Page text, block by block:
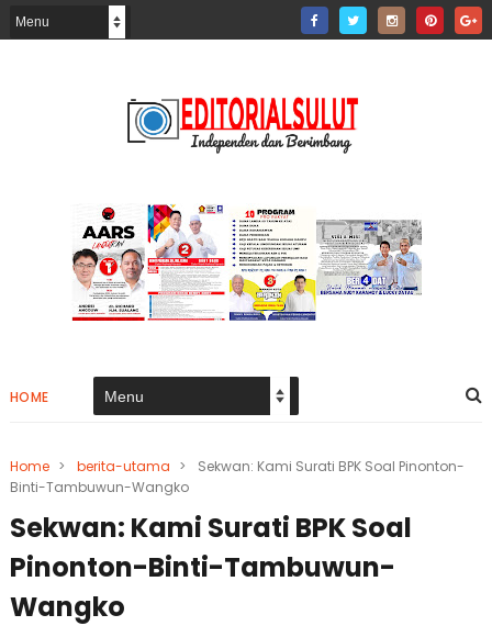
HOME
Home > berita-utama >
Sekwan: Kami Surati BPK Soal Pinonton-
Binti-Tambuwun-Wangko
Sekwan: Kami Surati BPK Soal
Pinonton-Binti-Tambuwun-
Wangko